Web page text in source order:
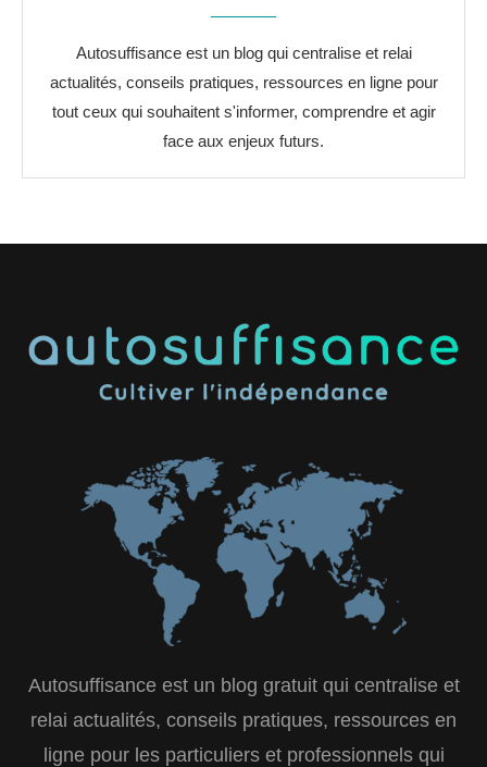
Autosuffisance est un blog qui centralise et relai
actualités, conseils pratiques, ressources en ligne pour
tout ceux qui souhaitent s'informer, comprendre et agir
face aux enjeux futurs.
Autosuffisance est un blog gratuit qui centralise et
relai actualités, conseils pratiques, ressources en
ligne pour les particuliers et professionnels qui